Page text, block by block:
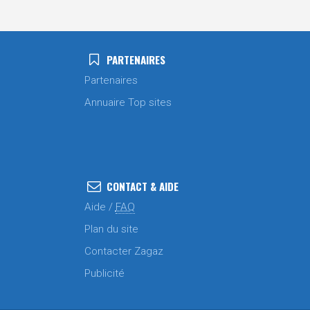
PARTENAIRES
Partenaires
Annuaire Top sites
CONTACT & AIDE
Aide / FAQ
Plan du site
Contacter Zagaz
Publicité